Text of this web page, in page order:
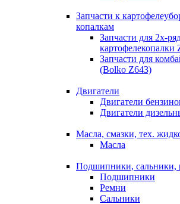
Запчасти к
копалкам
Запчасти для 2х-
картофелекопалки
Запчасти для
(Bolko Z643)
Двигатели
Двигатели
Двигатели
Масла, смазки, тех.
Масла
Подшипники, сальники,
Подшипники
Ремни
Сальники